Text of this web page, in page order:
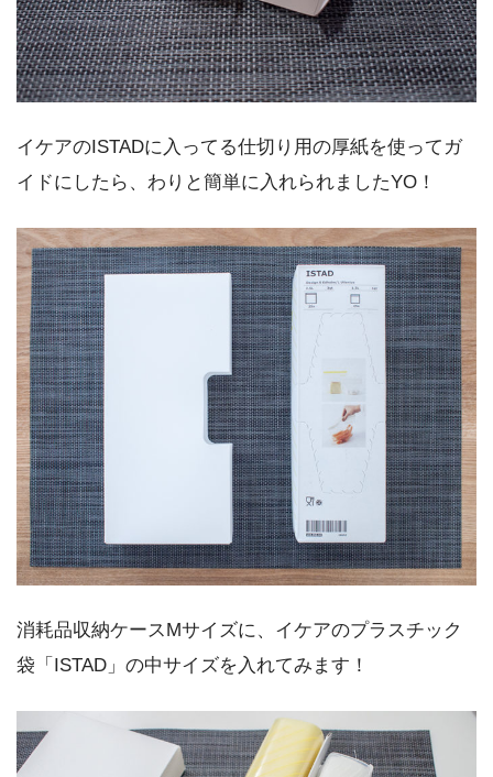
イケアのISTADに入ってる仕切り用の厚紙を使ってガ
イドにしたら、わりと簡単に入れられましたYO！
消耗品収納ケースMサイズに、イケアのプラスチック
袋「ISTAD」の中サイズを入れてみます！